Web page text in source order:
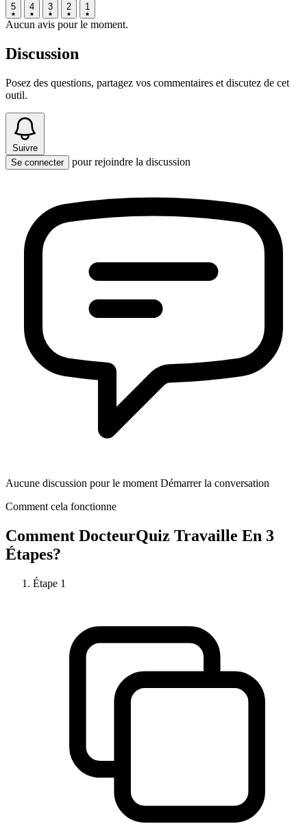
5 4 3 2 1
Aucun avis pour le moment.
Discussion
Posez des questions, partagez vos commentaires et discutez de cet
outil.
Suivre
Se connecter
pour rejoindre la discussion
Aucune discussion pour le moment Démarrer la conversation
Comment cela fonctionne
Comment DocteurQuiz Travaille En 3
Étapes?
Étape 1